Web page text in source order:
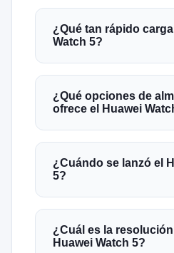
¿Qué tan rápido
Watch 5?
¿Qué opciones de
ofrece el Huawei
¿Cuándo se lanzó el
5?
¿Cuál es la
Huawei Watch 5?